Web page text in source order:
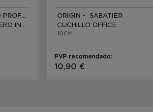
INOX CHEF BLACK - QUID PROFESSIONAL ORIGIN - SABATIER
CUCHILLO OFFICE
10CM
PVP recomendado:
10,90 €